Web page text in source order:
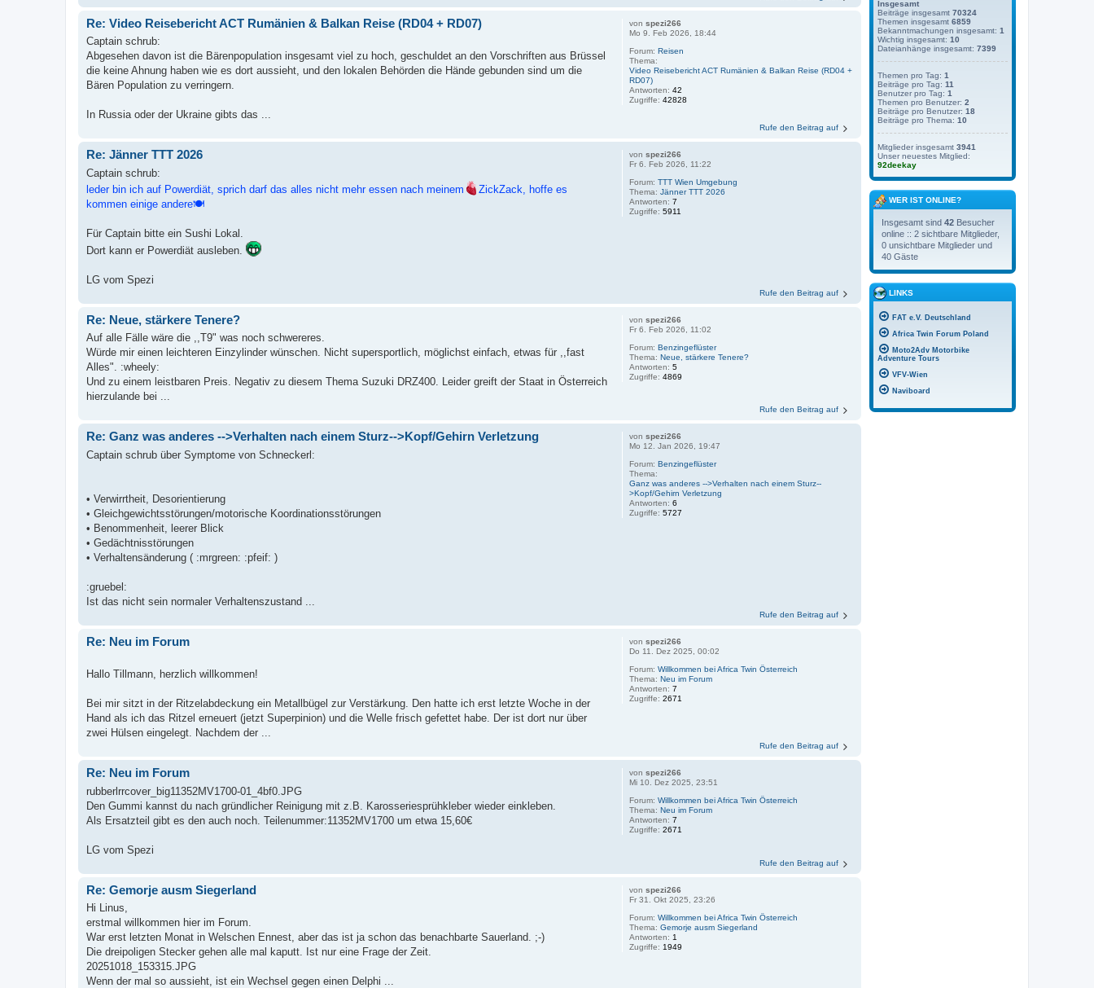
vonspezi266
Mo 9. Feb 2026, 18:44
Forum:Reisen
Thema:
Video Reisebericht ACT Rumänien & Balkan Reise (RD04 +
RD07)
Antworten:42
Zugriffe:42828
Re: Video Reisebericht ACT Rumänien & Balkan Reise (RD04 + RD07)
Captain schrub:
Abgesehen davon ist die Bärenpopulation insgesamt viel zu hoch, geschuldet an den Vorschriften aus Brüssel
die keine Ahnung haben wie es dort aussieht, und den lokalen Behörden die Hände gebunden sind um die
Bären Population zu verringern.
In Russia oder der Ukraine gibts das ...
Rufe den Beitrag auf
vonspezi266
Fr 6. Feb 2026, 11:22
Forum:TTT Wien Umgebung
Thema:Jänner TTT 2026
Antworten:7
Zugriffe:5911
Re: Jänner TTT 2026
Captain schrub:
leder bin ich auf Powerdiät, sprich darf das alles nicht mehr essen nach meinem
ZickZack, hoffe es
kommen einige andere🍽
Für Captain bitte ein Sushi Lokal.
Dort kann er Powerdiät ausleben.
LG vom Spezi
Rufe den Beitrag auf
vonspezi266
Fr 6. Feb 2026, 11:02
Forum:Benzingeflüster
Thema:Neue, stärkere Tenere?
Antworten:5
Zugriffe:4869
Re: Neue, stärkere Tenere?
Auf alle Fälle wäre die ,,T9" was noch schwereres.
Würde mir einen leichteren Einzylinder wünschen. Nicht supersportlich, möglichst einfach, etwas für ,,fast
Alles". :wheely:
Und zu einem leistbaren Preis. Negativ zu diesem Thema Suzuki DRZ400. Leider greift der Staat in Österreich
hierzulande bei ...
Rufe den Beitrag auf
vonspezi266
Mo 12. Jan 2026, 19:47
Forum:Benzingeflüster
Thema:
Ganz was anderes -->Verhalten nach einem Sturz--
>Kopf/Gehirn Verletzung
Antworten:6
Zugriffe:5727
Re: Ganz was anderes -->Verhalten nach einem Sturz-->Kopf/Gehirn Verletzung
Captain schrub über Symptome von Schneckerl:
• Verwirrtheit, Desorientierung
• Gleichgewichtsstörungen/motorische Koordinationsstörungen
• Benommenheit, leerer Blick
• Gedächtnisstörungen
• Verhaltensänderung ( :mrgreen: :pfeif: )
:gruebel:
Ist das nicht sein normaler Verhaltenszustand ...
Rufe den Beitrag auf
vonspezi266
Do 11. Dez 2025, 00:02
Forum:Willkommen bei Africa Twin Österreich
Thema:Neu im Forum
Antworten:7
Zugriffe:2671
Re: Neu im Forum
Hallo Tillmann, herzlich willkommen!
Bei mir sitzt in der Ritzelabdeckung ein Metallbügel zur Verstärkung. Den hatte ich erst letzte Woche in der
Hand als ich das Ritzel erneuert (jetzt Superpinion) und die Welle frisch gefettet habe. Der ist dort nur über
zwei Hülsen eingelegt. Nachdem der ...
Rufe den Beitrag auf
vonspezi266
Mi 10. Dez 2025, 23:51
Forum:Willkommen bei Africa Twin Österreich
Thema:Neu im Forum
Antworten:7
Zugriffe:2671
Re: Neu im Forum
rubberlrrcover_big11352MV1700-01_4bf0.JPG
Den Gummi kannst du nach gründlicher Reinigung mit z.B. Karosseriesprühkleber wieder einkleben.
Als Ersatzteil gibt es den auch noch. Teilenummer:11352MV1700 um etwa 15,60€
LG vom Spezi
Rufe den Beitrag auf
vonspezi266
Fr 31. Okt 2025, 23:26
Forum:Willkommen bei Africa Twin Österreich
Thema:Gemorje ausm Siegerland
Antworten: 1
Zugriffe: 1949
Re: Gemorje ausm Siegerland
Hi Linus,
erstmal willkommen hier im Forum.
War erst letzten Monat in Welschen Ennest, aber das ist ja schon das benachbarte Sauerland. ;-)
Die dreipoligen Stecker gehen alle mal kaputt. Ist nur eine Frage der Zeit.
20251018_153315.JPG
Wenn der mal so aussieht, ist ein Wechsel gegen einen Delphi ...
Insgesamt
Beiträge insgesamt 70324
Themen insgesamt 6859
Bekanntmachungen insgesamt: 1
Wichtig insgesamt: 10
Dateianhänge insgesamt: 7399
Themen pro Tag: 1
Beiträge pro Tag: 11
Benutzer pro Tag: 1
Themen pro Benutzer: 2
Beiträge pro Benutzer: 18
Beiträge pro Thema: 10
Mitglieder insgesamt 3941
Unser neuestes Mitglied:
92deekay
WER IST ONLINE?
Insgesamt sind 42 Besucher
online :: 2 sichtbare Mitglieder,
0 unsichtbare Mitglieder und
40 Gäste
LINKS
FAT e.V. Deutschland
Africa Twin Forum Poland
Moto2Adv Motorbike
Adventure Tours
VFV-Wien
Naviboard